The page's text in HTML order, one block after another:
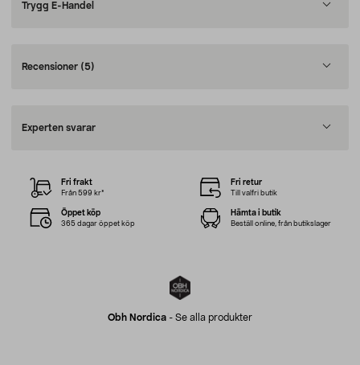
Trygg E-Handel
Recensioner (5)
Experten svarar
Obh Nordica - Se alla produkter
Fri frakt
Från 599 kr*
Fri retur
Till valfri butik
Öppet köp
365 dagar öppet köp
Hämta i butik
Beställ online, från butikslager